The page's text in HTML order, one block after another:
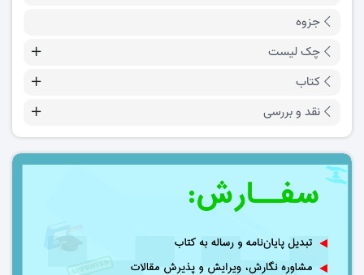
جزوه
چک لیست
کتاب
نقد و بررسی